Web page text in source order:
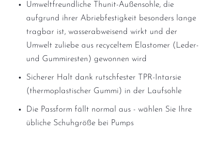
Umweltfreundliche Thunit-Außensohle, die
aufgrund ihrer Abriebfestigkeit besonders lange
tragbar ist, wasserabweisend wirkt und der
Umwelt zuliebe aus recyceltem Elastomer (Leder-
und Gummiresten) gewonnen wird
Sicherer Halt dank rutschfester TPR-Intarsie
(thermoplastischer Gummi) in der Laufsohle
Die Passform fällt normal aus - wählen Sie Ihre
übliche Schuhgröße bei Pumps